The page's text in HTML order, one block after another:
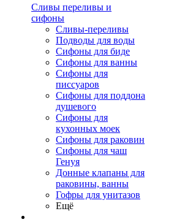
Сливы переливы и
сифоны
Сливы-переливы
Подводы для воды
Сифоны для биде
Сифоны для ванны
Сифоны для
писсуаров
Сифоны для поддона
душевого
Сифоны для
кухонных моек
Сифоны для раковин
Сифоны для чаш
Генуя
Донные клапаны для
раковины, ванны
Гофры для унитазов
Ещё